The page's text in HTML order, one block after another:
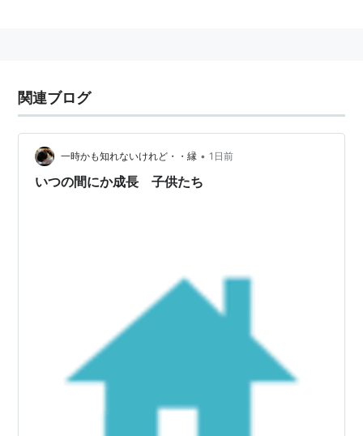
関連ブログ
一時かも知れないけれど・・縁 • 1日前
いつの間にか成長 子供たち